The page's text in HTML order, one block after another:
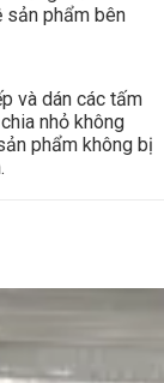
sản phẩm bên
và dán các tấm
nhỏ không
phẩm không bị